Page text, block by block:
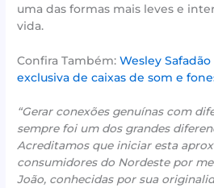
uma das formas mais leves e
vida.
Confira Também:Wesley
exclusiva de caixas de som e
“Gerar conexões genuínas com
sempre foi um dos grandes
Acreditamos que iniciar esta
consumidores do Nordeste por
João, conhecidas por sua